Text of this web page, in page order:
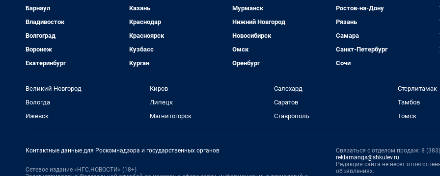
Барнаул
Владивосток
Волгоград
Воронеж
Екатеринбург
Казань
Краснодар
Красноярск
Кузбасс
Курган
Мурманск
Нижний Новгород
Новосибирск
Омск
Оренбург
Ростов-на-Дону
Рязань
Самара
Санкт-Петербург
Сочи
Великий Новгород
Вологда
Ижевск
Киров
Липецк
Магнитогорск
Салехард
Саратов
Ставрополь
Стерлитамак
Тамбов
Томск
Контактные данные для Роскомнадзора и государственных органов
Сетевое издание «НГС.НОВОСТИ» (18+)
Связаться с отделом продаж: 8
reklamangs@shkulev.ru
Редакция сайта не несет
объявлениях.